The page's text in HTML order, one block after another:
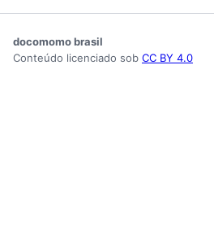
docomomo brasil
Conteúdo licenciado sob CC BY 4.0